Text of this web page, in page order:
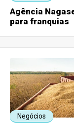
Agência
para franquias
Negócios